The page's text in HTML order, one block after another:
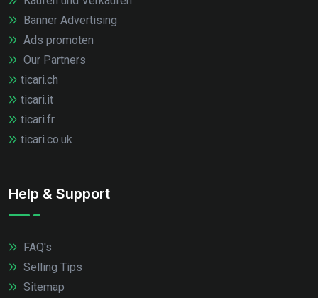
Banner Advertising
Ads promoten
Our Partners
ticari.ch
ticari.it
ticari.fr
ticari.co.uk
Help & Support
FAQ's
Selling Tips
Sitemap